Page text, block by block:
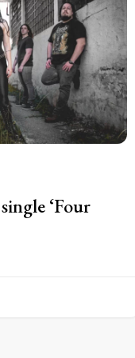
‘Four